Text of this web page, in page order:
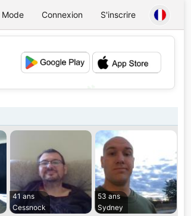
Mode Connexion S'inscrire
41 ans
Cessnock
53 ans
Sydney